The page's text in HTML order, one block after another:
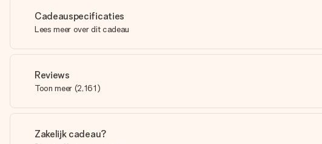
Cadeauspecificaties
Lees meer over dit cadeau
Reviews
Toon meer (2,161)
Zakelijk cadeau?